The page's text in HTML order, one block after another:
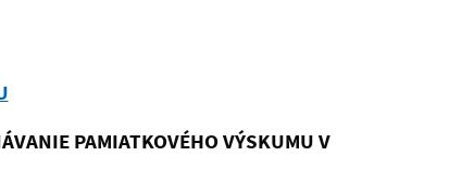
PAMIATKOVÉHO VÝSKUMU V